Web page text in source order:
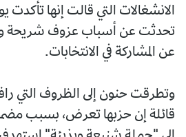
الانشغالات التي قالت إنها تأكدت
تحدثت عن أسباب عزوف شريحة
عن المشاركة في الانتخابات.
وتطرقت حنون إلى الظروف التي
قائلة إن حزبها تعرض، بسبب